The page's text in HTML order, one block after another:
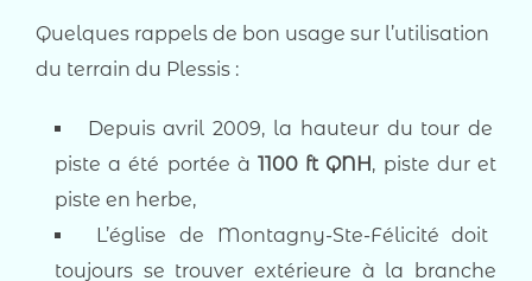
Quelques rappels de bon usage sur l’utilisation
du terrain du Plessis :
Depuis avril 2009, la hauteur du tour de
piste a été portée à 1100 ft QNH , piste dur et
piste en herbe,
L’église de Montagny-Ste-Félicité doit
toujours se trouver extérieure à la branche